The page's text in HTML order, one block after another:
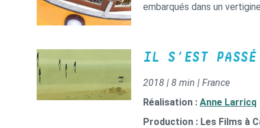
embarqués dans un
IL S’EST PASSÉ
2018 | 8 min | France
Réalisation : Anne Larricq
Production : Les Films à